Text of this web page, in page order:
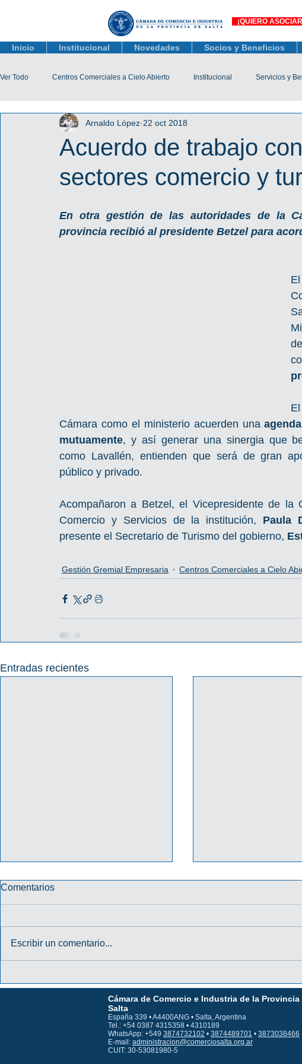
¡QUIERO
Inicio Institucional Novedades Socios y Beneficios
Ver Todo Centros Comerciales a Cielo Abierto Institucional Servicios y
Actualidad Comercial Capacitación y Eventos
Tienda Salta Salta Black Friday Jóvenes Mujeres Empresarias
Líneas de Crédito
Acuerdo de trabajo
sectores comercio y
Arnaldo López 22 oct 2018
En otra gestión de las autoridades de la
provincia recibió al presidente Betzel para
Cámara como el ministerio acuerden una
mutuamente, y así generar una sinergia que
como Lavallén, entienden que será de gran
público y privado.
Acompañaron a Betzel, el Vicepresidente de la
Comercio y Servicios de la institución, Paula
presente el Secretario de Turismo del gobierno,
Gestión Gremial Empresaria Centros Comerciales a Cielo
Entradas recientes
DIGITAL TE DA MÁS" 2026
31/10/2026 CON
MACRO
Comentarios
Escribir un comentario...
Cámara de Comercio e Industria de la Provincia
Salta
España 339 • A4400ANG • Salta, Argentina
Tel.: +54 0387 4315358 • 4310189
WhatsApp: +549 3874732102 • 3874489701 • 3873038466
E-mail: administracion@comerciosalta.org.ar
CUIT: 30-53081980-5